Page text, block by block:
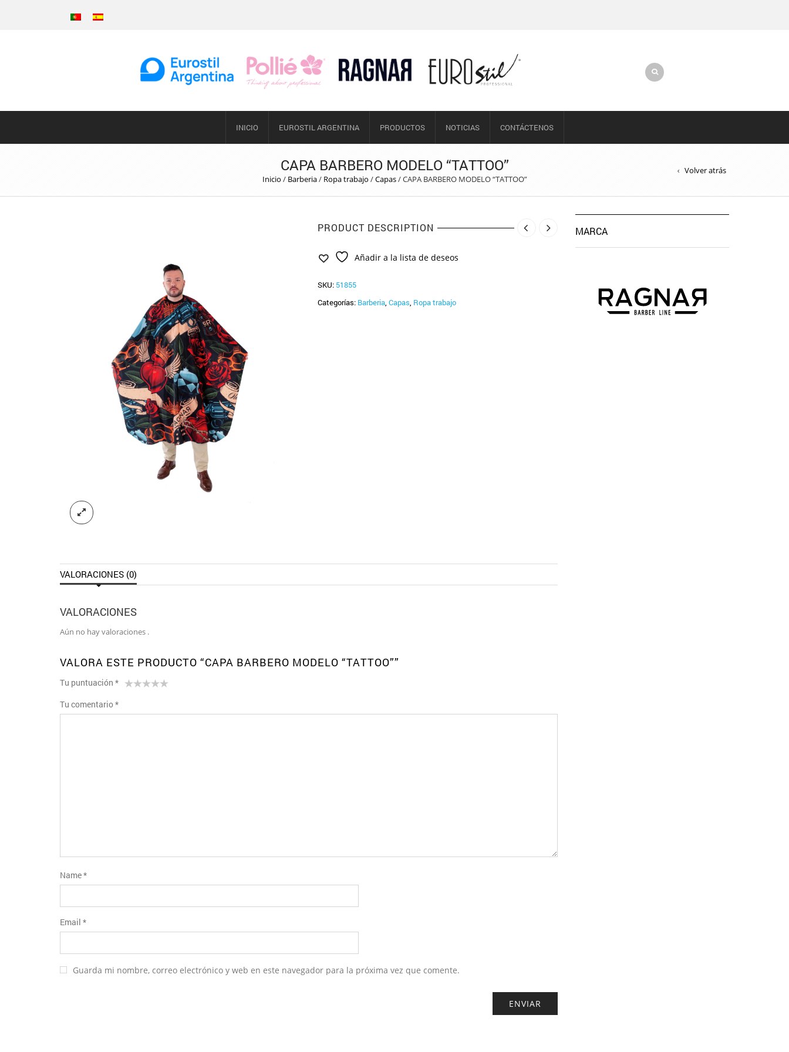
INICIO EUROSTIL ARGENTINA PRODUCTOS NOTICIAS CONTÁCTENOS
CAPA BARBERO MODELO “TATTOO”
Inicio / Barberia/ Ropa trabajo /Capas/CAPA BARBERO MODELO “TATTOO”
Volver atrás
PRODUCT DESCRIPTION
Añadir a la lista de deseos
SKU: 51855
Categorías: Barberia, Capas, Ropa trabajo
VALORACIONES (0)
VALORACIONES
Aún no hay valoraciones .
VALORA ESTE PRODUCTO “CAPA BARBERO MODELO “TATTOO””
Tu puntuación *
de
5
estrellas
estrellas
estrellas
Tu comentario*
Name*
Email *
Guarda mi nombre, correo electrónico y web en este navegador para la próxima vez que comente.
MARCA